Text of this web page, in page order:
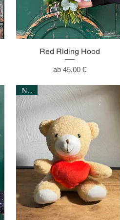
Red Riding Hood
ab 45,00 €
Sale-Preis
NEW